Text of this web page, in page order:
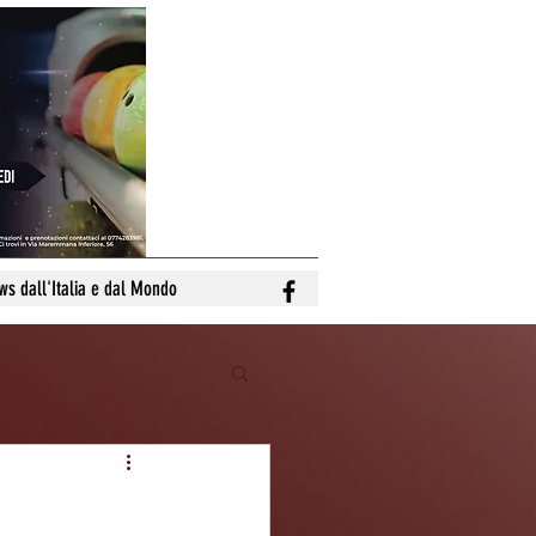
dall'Italia e dal Mondo